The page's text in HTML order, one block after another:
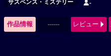
サスペンス・ミステリー -
作品情報 ------ レビュー